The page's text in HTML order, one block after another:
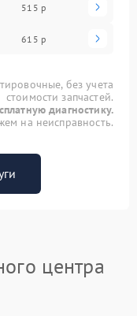
515 р
615 р
без учета
стоимости запчастей.
диагностику.
на неисправность.
центра